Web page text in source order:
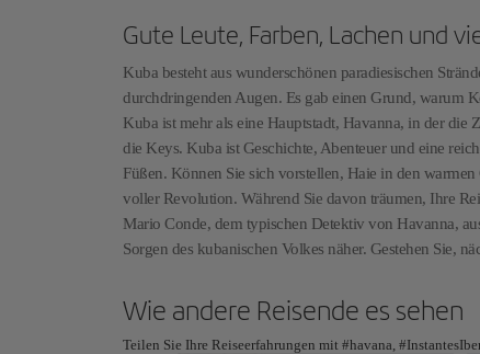
Gute Leute, Farben, Lachen und
Kuba besteht aus wunderschönen paradiesischen
durchdringenden Augen. Es gab einen Grund, warum
Kuba ist mehr als eine Hauptstadt, Havanna, in der
die Keys. Kuba ist Geschichte, Abenteuer und eine
Füßen. Können Sie sich vorstellen, Haie in den
voller Revolution. Während Sie davon träumen, Ihre
Mario Conde, dem typischen Detektiv von Havanna,
Sorgen des kubanischen Volkes näher. Gestehen Sie,
Wie andere Reisende es sehen
Teilen Sie Ihre Reiseerfahrungen mit #havana,